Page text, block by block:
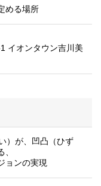
める場所
イオンタウン吉川美
）が、凹凸（ひず
ョンの実現